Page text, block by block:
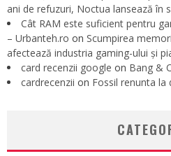
ani de refuzuri, Noctua lansează în
Cât RAM este suficient pentru
– Urbanteh.ro on Scumpirea
afectează industria gaming-ului și
card recenzii google on Bang &
cardrecenzii on Fossil renunta la